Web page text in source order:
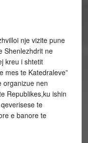
nje vizite pune
Shenlezhdrit ne
kreu i shtetit
mes te Katedraleve”
organizue nen
Republikes,ku ishin
te
e banore te